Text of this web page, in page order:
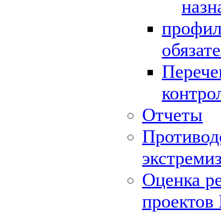
Отчеты
Оценка